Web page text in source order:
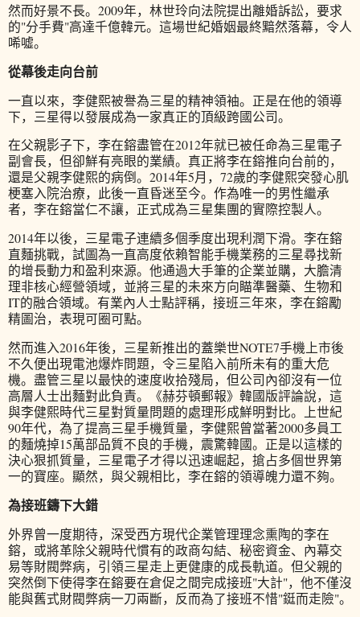
然而好景不長。2009年，林世玲向法院提出離婚訴訟，要求
的"分手費"高達千億韓元。這場世紀婚姻最終黯然落幕，令人
唏噓。
從幕後走向台前
一直以來，李健熙被譽為三星的精神領袖。正是在他的領導
下，三星得以發展成為一家真正的頂級跨國公司。
在父親影子下，李在鎔盡管在2012年就已被任命為三星電子
副會長，但卻鮮有亮眼的業績。真正將李在鎔推向台前的，
還是父親李健熙的病倒。2014年5月，72歲的李健熙突發心肌
梗塞入院治療，此後一直昏迷至今。作為唯一的男性繼承
者，李在鎔當仁不讓，正式成為三星集團的實際控製人。
2014年以後，三星電子連續多個季度出現利潤下滑。李在鎔
直麵挑戰，試圖為一直高度依賴智能手機業務的三星尋找新
的增長動力和盈利來源。他通過大手筆的企業並購，大膽清
理非核心經營領域，並將三星的未來方向瞄準醫藥、生物和
IT的融合領域。有業內人士點評稱，接班三年來，李在鎔勵
精圖治，表現可圈可點。
然而進入2016年後，三星新推出的蓋樂世NOTE7手機上市後
不久便出現電池爆炸問題，令三星陷入前所未有的重大危
機。盡管三星以最快的速度收拾殘局，但公司內卻沒有一位
高層人士出麵對此負責。《赫芬頓郵報》韓國版評論說，這
與李健熙時代三星對質量問題的處理形成鮮明對比。上世紀
90年代，為了提高三星手機質量，李健熙曾當著2000多員工
的麵燒掉15萬部品質不良的手機，震驚韓國。正是以這樣的
決心狠抓質量，三星電子才得以迅速崛起，搶占多個世界第
一的寶座。顯然，與父親相比，李在鎔的領導魄力還不夠。
為接班鑄下大錯
外界曾一度期待，深受西方現代企業管理理念熏陶的李在
鎔，或將革除父親時代慣有的政商勾結、秘密資金、內幕交
易等財閥弊病，引領三星走上更健康的成長軌道。但父親的
突然倒下使得李在鎔要在倉促之間完成接班"大計"，他不僅沒
能與舊式財閥弊病一刀兩斷，反而為了接班不惜"鋌而走險"。